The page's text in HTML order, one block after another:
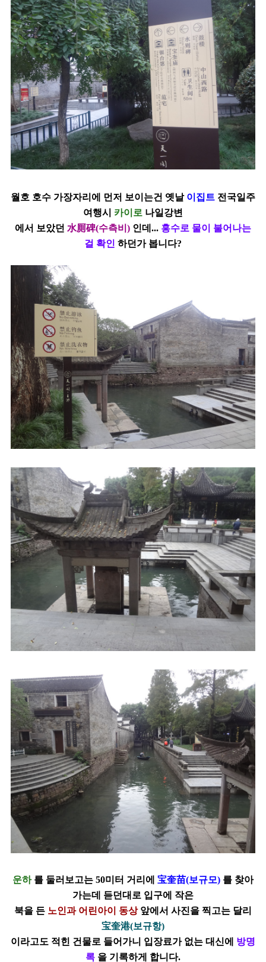
월호 호수 가장자리에 먼저 보이는건 옛날이집트 전국일주
여행시 카이로 나일강변
에서 보았던 水厠碑(수측비) 인데... 홍수로 물이 불어나는
걸 확인 하던가 봅니다?
운하 를 둘러보고는 50미터 거리에 宝奎苗(보규모) 를 찾아
가는데 듣던대로 입구에 작은
북을 든 노인과 어린아이 동상 앞에서 사진을 찍고는 달리
宝奎港(보규항)
이라고도 적힌 건물로 들어가니 입장료가 없는 대신에 방명
록 을 기록하게 합니다.